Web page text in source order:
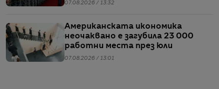
07.08.2026 / 13:32
Американската икономика
неочаквано е загубила 23 000
работни места през юли
07.08.2026 / 13:01